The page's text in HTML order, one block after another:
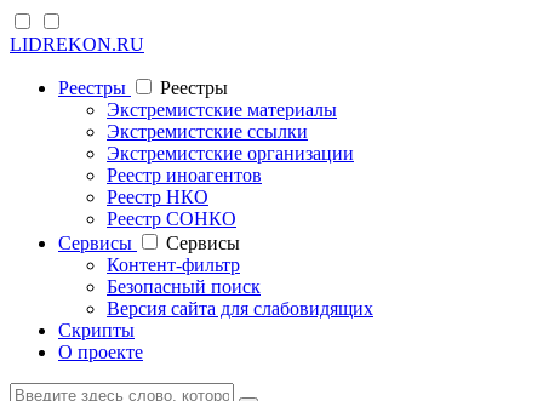
LIDREKON.RU
Реестры
Реестры
Экстремистские материалы
Экстремистские ссылки
Экстремистские организации
Реестр иноагентов
Реестр НКО
Реестр СОНКО
Cервисы
Cервисы
Контент-фильтр
Безопасный поиск
Версия сайта для слабовидящих
Скрипты
О проекте